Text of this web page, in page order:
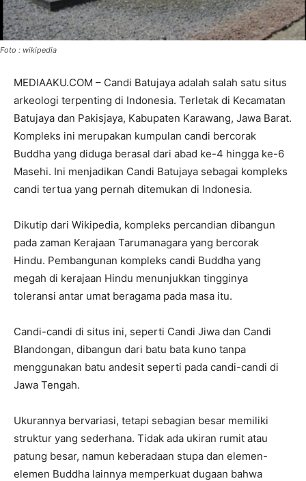
Foto : wikipedia
MEDIAAKU.COM – Candi Batujaya adalah salah satu situs
arkeologi terpenting di Indonesia. Terletak di Kecamatan
Batujaya dan Pakisjaya, Kabupaten Karawang, Jawa Barat.
Kompleks ini merupakan kumpulan candi bercorak
Buddha yang diduga berasal dari abad ke-4 hingga ke-6
Masehi. Ini menjadikan Candi Batujaya sebagai kompleks
candi tertua yang pernah ditemukan di Indonesia.
Dikutip dari Wikipedia, kompleks percandian dibangun
pada zaman Kerajaan Tarumanagara yang bercorak
Hindu. Pembangunan kompleks candi Buddha yang
megah di kerajaan Hindu menunjukkan tingginya
toleransi antar umat beragama pada masa itu.
Candi-candi di situs ini, seperti Candi Jiwa dan Candi
Blandongan, dibangun dari batu bata kuno tanpa
menggunakan batu andesit seperti pada candi-candi di
Jawa Tengah.
Ukurannya bervariasi, tetapi sebagian besar memiliki
struktur yang sederhana. Tidak ada ukiran rumit atau
patung besar, namun keberadaan stupa dan elemen-
elemen Buddha lainnya memperkuat dugaan bahwa